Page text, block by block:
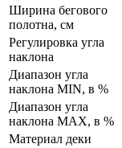
Ширина бегового
полотна, см
Регулировка угла
наклона
Диапазон угла
наклона MIN, в %
Диапазон угла
наклона MAX, в %
Материал деки